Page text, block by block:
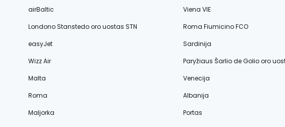
airBaltic
Viena VIE
Londono Stanstedo oro uostas STN
Roma Fiumicino FCO
easyJet
Sardinija
Wizz Air
Paryžiaus Šarlio de Golio oro
Malta
Venecija
Roma
Albanija
Maljorka
Portas